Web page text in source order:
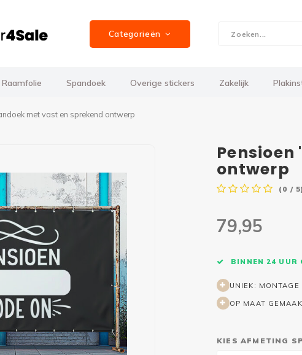
Categorieën
Raamfolie Spandoek Overige stickers Zakelijk
met vast en sprekend ontwerp
ontwerp
(0 / 5)
79,95
BINNEN 24 UUR
UNIEK: MONTAGE
OP MAAT
KIES AFMETING